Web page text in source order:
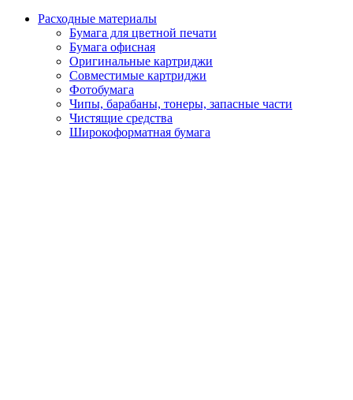
Расходные материалы
Бумага для цветной печати
Бумага офисная
Оригинальные картриджи
Совместимые картриджи
Фотобумага
Чипы, барабаны, тонеры, запасные части
Чистящие средства
Широкоформатная бумага